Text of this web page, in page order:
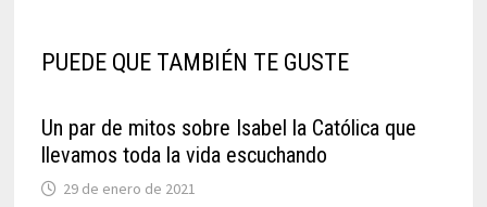
PUEDE QUE TAMBIÉN TE GUSTE
Un par de mitos sobre Isabel la Católica que
llevamos toda la vida escuchando
29 de enero de 2021